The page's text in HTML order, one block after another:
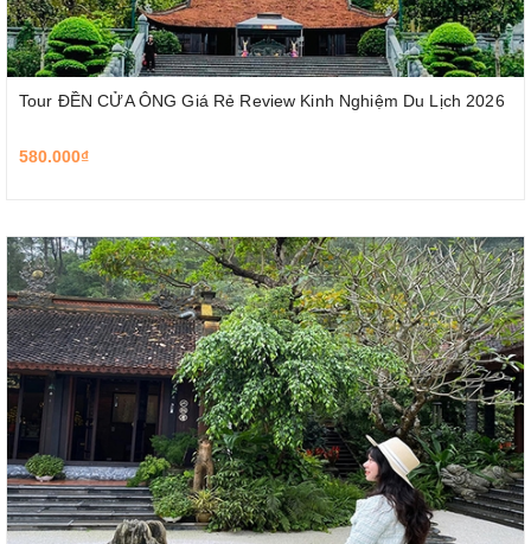
Tour ĐỀN CỬA ÔNG Giá Rẻ Review Kinh Nghiệm Du Lịch 2026
580.000₫